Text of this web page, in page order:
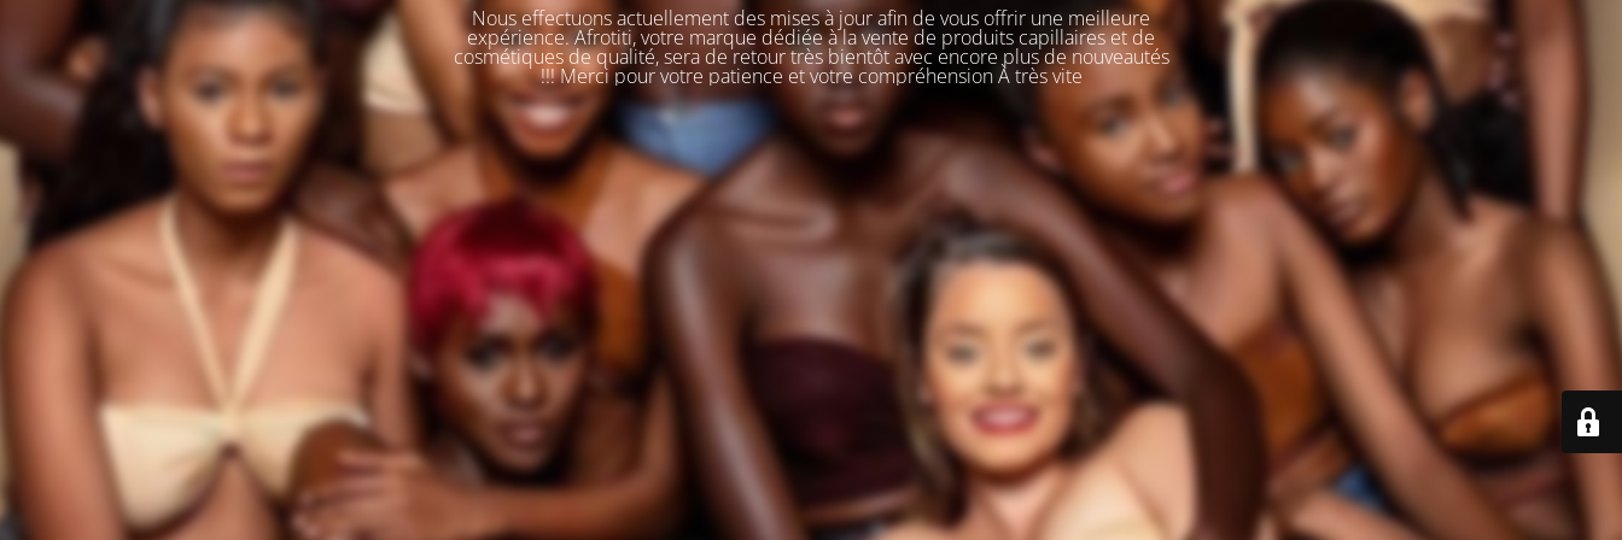
Nous effectuons actuellement des mises à jour afin de vous offrir une meilleure
expérience. Afrotiti, votre marque dédiée à la vente de produits capillaires et de
cosmétiques de qualité, sera de retour très bientôt avec encore plus de nouveautés
!!! Merci pour votre patience et votre compréhension À très vite